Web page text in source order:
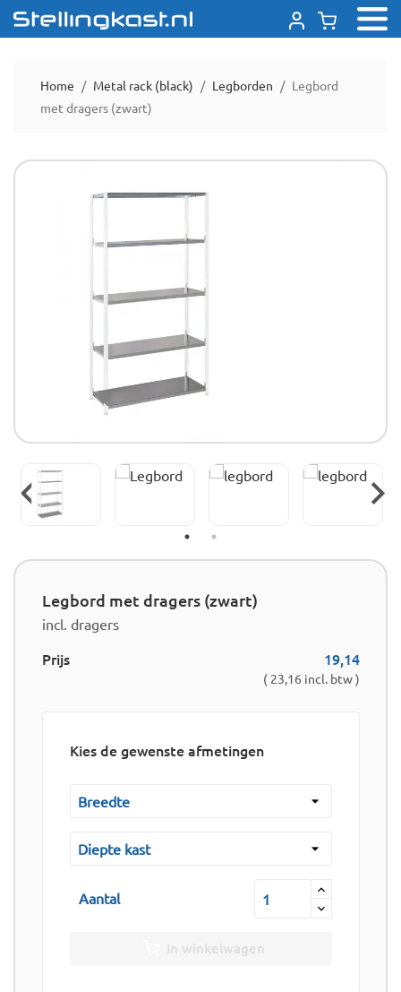
Home Metal rack (black) Legborden
Legbord
met dragers (zwart)
Legbord met dragers (zwart)
incl. dragers
Prijs 19,14
( 23,16 incl. btw )
Kies de gewenste afmetingen
Aantal
In winkelwagen